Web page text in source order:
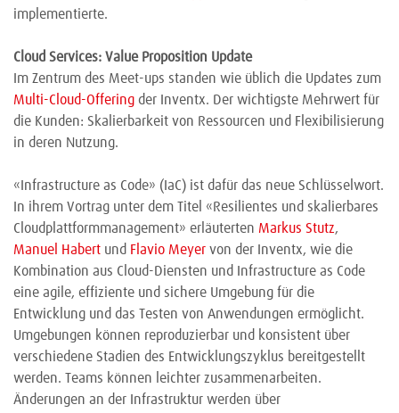
implementierte.
Cloud Services: Value Proposition Update
Im Zentrum des Meet-ups standen wie üblich die Updates zum
Multi-Cloud-Offering der Inventx. Der wichtigste Mehrwert für
die Kunden: Skalierbarkeit von Ressourcen und Flexibilisierung
in deren Nutzung.
«Infrastructure as Code» (IaC) ist dafür das neue Schlüsselwort.
In ihrem Vortrag unter dem Titel «Resilientes und skalierbares
Cloudplattformmanagement» erläuterten Markus Stutz,
Manuel Habert und Flavio Meyer von der Inventx, wie die
Kombination aus Cloud-Diensten und Infrastructure as Code
eine agile, effiziente und sichere Umgebung für die
Entwicklung und das Testen von Anwendungen ermöglicht.
Umgebungen können reproduzierbar und konsistent über
verschiedene Stadien des Entwicklungszyklus bereitgestellt
werden. Teams können leichter zusammenarbeiten.
Änderungen an der Infrastruktur werden über